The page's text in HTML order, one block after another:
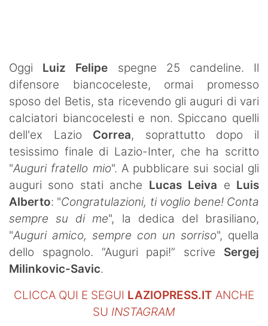
Oggi Luiz Felipe spegne 25 candeline. Il
difensore biancoceleste, ormai promesso
sposo del Betis, sta ricevendo gli auguri di vari
calciatori biancocelesti e non. Spiccano quelli
dell'ex Lazio Correa, soprattutto dopo il
tesissimo finale di Lazio-Inter, che ha scritto
"Auguri fratello mio". A pubblicare sui social gli
auguri sono stati anche Lucas Leiva e Luis
Alberto: "Congratulazioni, ti voglio bene! Conta
sempre su di me", la dedica del brasiliano,
"Auguri amico, sempre con un sorriso", quella
dello spagnolo. “Auguri papi!” scrive Sergej
Milinkovic-Savic.
CLICCA QUI E SEGUI LAZIOPRESS.IT ANCHE
SU INSTAGRAM